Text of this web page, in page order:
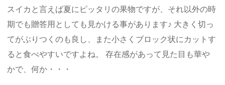
スイカと言えば夏にピッタリの果物ですが、それ以外の時
期でも贈答用としても見かける事があります♪ 大きく切っ
てがぶりつくのも良し、また小さくブロック状にカットす
ると食べやすいですよね。 存在感があって見た目も華や
かで、何か・・・